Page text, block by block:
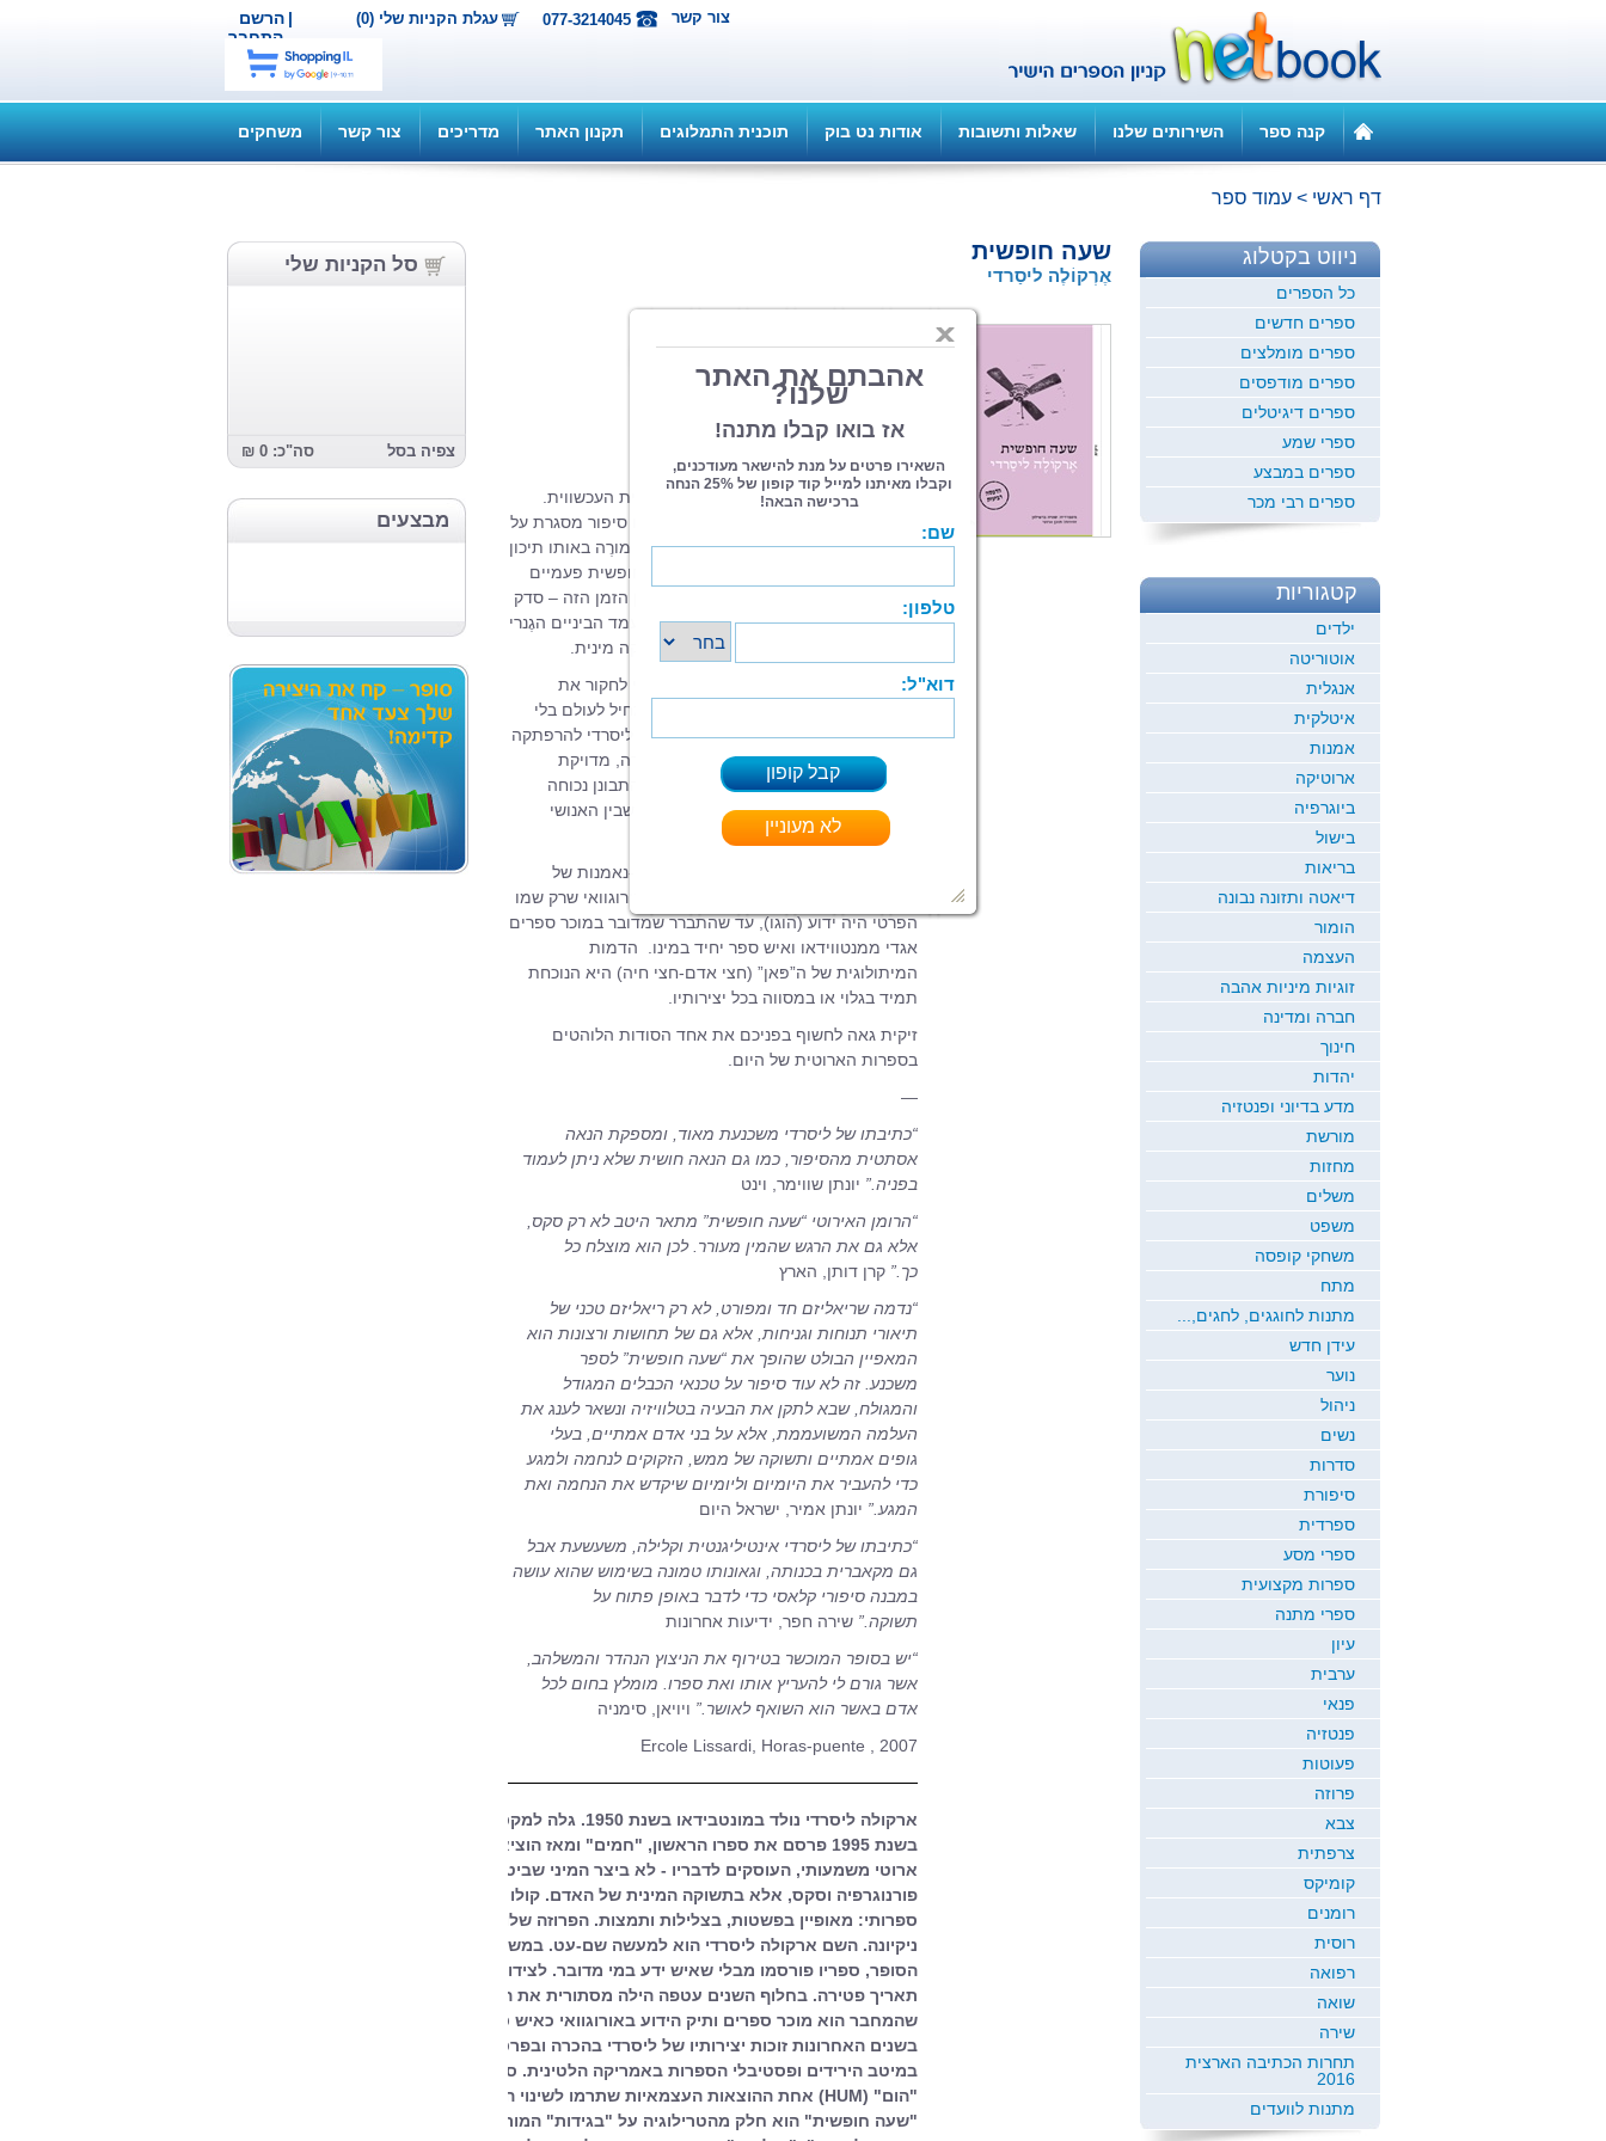
הרשם |
התחבר
עגלת הקניות שלי (0) 077-3214045 צור קשר
קנה ספר השירותים שלנו שאלות ותשובות אודות נט בוק תוכנית התמלוגים תקנון האתר מדריכים צור קשר משחקים
דף ראשי > עמוד ספר
סל הקניות שלי
צפיה בסל סה"כ: 0 ₪
מבצעים
שעה חופשית
אֶרְקוֹלֶה ליסַרדי
מספרדית: סוניה ברשילון
ברוכים הבאים לעולם הספרות האורוגוואית העכשווית.
הישר ממונטווידאו, ברומן שלפנינו תמצאו סיפור מסגרת על
מורָה בתיכון הנשואה לא-באושר הפוגשת מורֶה באותו תיכון
הנשוי באושר מתקתק. לשניהם יש שעה חופשית פעמיים
בשבוע באותם ימים ובאותן שעות, ובחלון הזמן הזה – סדק
שנפער בחיים המחזוריים של דמויות ממעמד הביניים הגֶנרי
– מתפתח ביניהם קשר המבוסס על תשוקה מינית.
זהו הרקע שבחר בו הפעם ארקולה ליסרדי לחקור את
האֶרוֹס. כמו ביתר ספריו, שאותם הוא מתחיל לעולם בלי
לדעת כיצד יסתיימו, גם כאן מזמין אותנו ליסרדי להרפתקה
ספרותית ארוטית, בכתיבה אוורירית, ישירה, מדויקת
ושאינה נטולת קריצה הומוריסטית, כדי להתבונן נכוחה
בטבענו ולנסות לגלות מה מסתתר בתווך שבין האנושי
והחייתי.
הוא השני בטרילוגיה על אי-נאמנות של
ארקולה ליסרדי – שם העט של הסופר האורוגוואי שרק שמו
הפרטי היה ידוע (הוגו), עד שהתברר שמדובר במוכר ספרים
אגדי ממנטווידאו ואיש ספר יחיד במינו. הדמות
המיתולוגית של ה”פּאן” (חצי אדם-חצי חיה) היא הנוכחת
תמיד בגלוי או במסווה בכל יצירותיו.
זיקית גאה לחשוף בפניכם את אחד הסודות הלוהטים
בספרות הארוטית של היום.
—
“כתיבתו של ליסרדי משכנעת מאוד, ומספקת הנאה
אסתטית מהסיפור, כמו גם הנאה חושית שלא ניתן לעמוד
בפניה.” יונתן שווימר, וינט
“הרומן האירוטי “שעה חופשית” מתאר היטב לא רק סקס,
אלא גם את הרגש שהמין מעורר. לכן הוא מוצלח כל
כך.” קרן דותן, הארץ
“נדמה שריאליזם חד ומפורט, לא רק ריאליזם טכני של
תיאורי תנוחות וגניחות, אלא גם של תחושות ורצונות הוא
המאפיין הבולט שהופך את “שעה חופשית” לספר
משכנע. זה לא עוד סיפור על טכנאי הכבלים המגודל
והמגולח, שבא לתקן את הבעיה בטלוויזיה ונשאר לענג את
העלמה המשועממת, אלא על בני אדם אמתיים, בעלי
גופים אמתיים ותשוקה של ממש, הזקוקים לנחמה ולמגע
כדי להעביר את היומיום וליומיום שיקדש את הנחמה ואת
המגע.” יונתן אמיר, ישראל היום
“כתיבתו של ליסרדי אינטיליגנטית וקלילה, משעשעת אבל
גם מקאברית בכנותה, וגאונותו טמונה בשימוש שהוא עושה
במבנה סיפורי קלאסי כדי לדבר באופן פתוח על
תשוקה.” שירה חפר, ידיעות אחרונות
“יש בסופר המוכשר בטירוף את הניצוץ הנהדר והמשלהב,
אשר גורם לי להעריץ אותו ואת ספרו. מומלץ בחום לכל
אדם באשר הוא השואף לאושר.” ויויאן, סימניה
Ercole Lissardi, Horas-puente , 2007
ארקולה ליסרדי נולד במונטבידאו בשנת 1950. גלה למקסיקו בימי המשטר הצבאי.
ארוטי משמעותי, העוסקים לדבריו - לא ביצר המיני שביטויו בתעשיית הצריכה של
פורנוגרפיה וסקס, אלא בתשוקה המינית של האדם. קולו של ליסרדי הנו בעיקר
ספרותי: מאופיין בפשטות, בצלילות ותמצות. הפרוזה שלו מהירה להפליא בשל
ניקיונה. השם ארקולה ליסרדי הוא למעשה שם-עט. במשך שנים הוסתרה זהותו של
הסופר, ספריו פורסמו מבלי שאיש ידע במי מדובר. לצידו של שם המחבר הופיע
תאריך פטירה. בחלוף השנים עטפה הילה מסתורית את הסיפור עד שהתגלה
שהמחבר הוא מוכר ספרים ותיק הידוע באורוגוואי כאיש ספרות משכיל להפליא.
בשנים האחרונות זוכות יצירותיו של ליסרדי בהכרה ובפרסים. הוא משתתף בקביעות
במיטב הירידים ופסטיבלי הספרות באמריקה הלטינית. ספריו יוצאים לאור בהוצאת
"הום" (HUM) אחת ההוצאות העצמאיות שתרמו לשינוי הנוף הספרותי במונטבידאו.
"שעה חופשית" הוא חלק מהטרילוגיה על "בגידות" המורכבת גם מ"סודותיה של
ניווט בקטלוג
כל הספרים
ספרים חדשים
ספרים מומלצים
ספרים מודפסים
ספרים דיגיטלים
ספרי שמע
ספרים במבצע
ספרים רבי מכר
קטגוריות
ילדים
אוטוריטה
אנגלית
איטלקית
אמנות
ארוטיקה
ביוגרפיה
בישול
בריאות
דיאטה ותזונה נבונה
הומור
העצמה
זוגיות מיניות אהבה
חברה ומדינה
חינוך
יהדות
מדע בדיוני ופנטזיה
מורשת
מחזות
משלים
משפט
משחקי קופסה
מתח
מתנות לחוגגים, לחגים,...
עידן חדש
נוער
ניהול
נשים
סדרות
סיפורת
ספרדית
ספרי מסע
ספרות מקצועית
ספרי מתנה
עיון
ערבית
פנאי
פנטזיה
פעוטות
פרוזה
צבא
צרפתית
קומיקס
רומנים
רוסית
רפואה
שואה
שירה
תחרות הכתיבה הארצית
2016
מתנות לוועדים